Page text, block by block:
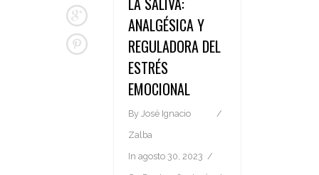
ANALGÉSICA Y
REGULADORA DEL
ESTRÉS
EMOCIONAL
By José Ignacio
Zalba
In agosto 30, 2023